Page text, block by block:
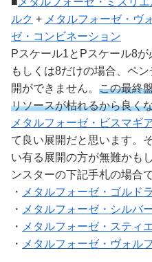
ルク + メタルフォーゼ・ヴ
ゼ・コンビネーション
Pスケール1とPスケール8
もしくは8だけの場合、ペ
開ができません。 この最終
リソースが枯れるから良く
メタルフォーゼ・ビスマギ
て良い展開だと思います。
い有る展開の方が無難かも
ンスターの下記手札の場合
・ メタルフォーゼ・ゴルド
・ メタルフォーゼ・シルバ
・ メタルフォーゼ・スティ
・ メタルフォーゼ・ヴォル